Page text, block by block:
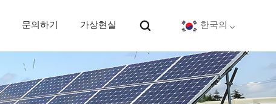
문의하기 가상현실 한국의
English